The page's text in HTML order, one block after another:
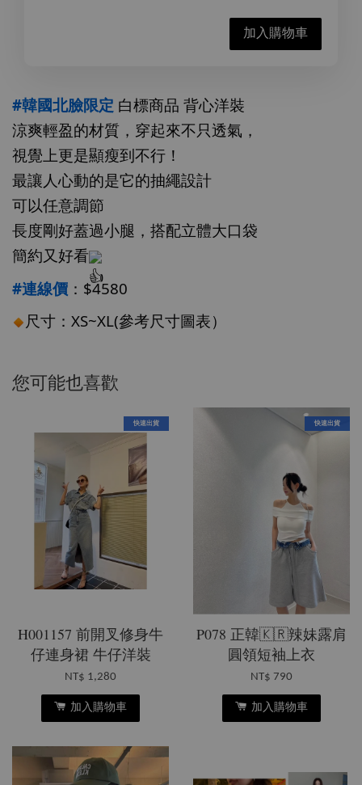
加入購物車
#韓國北臉限定 白標商品 背心洋裝
涼爽輕盈的材質，穿起來不只透氣，
視覺上更是顯瘦到不行！
最讓人心動的是它的抽繩設計
可以任意調節
長度剛好蓋過小腿，搭配立體大口袋
簡約又好看
#連線價 ：$4580
尺寸：XS~XL(參考尺寸圖表）
您可能也喜歡
快速出貨
H001157 前開叉修身牛
仔連身裙 牛仔洋裝
NT$ 1,280
加入購物車
快速出貨
P078 正韓🇰🇷辣妹露肩
圓領短袖上衣
NT$ 790
加入購物車